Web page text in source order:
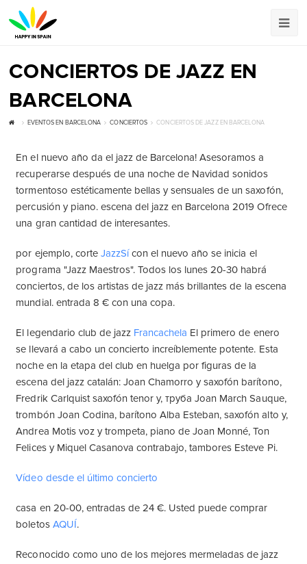
CONCIERTOS DE JAZZ EN
BARCELONA
EVENTOS EN BARCELONA CONCIERTOS CONCIERTOS DE JAZZ EN BARCELONA
En el nuevo año da el jazz de Barcelona! Asesoramos a
recuperarse después de una noche de Navidad sonidos
tormentoso estéticamente bellas y sensuales de un saxofón,
percusión y piano. escena del jazz en Barcelona 2019 Ofrece
una gran cantidad de interesantes.
por ejemplo, corte JazzSícon el nuevo año se inicia el
programa "Jazz Maestros". Todos los lunes 20-30 habrá
conciertos, de los artistas de jazz más brillantes de la escena
mundial. entrada 8 € con una copa.
El legendario club de jazz Francachela El primero de enero
se llevará a cabo un concierto increíblemente potente. Esta
noche en la etapa del club en huelga por figuras de la
escena del jazz catalán: Joan Chamorro y saxofón barítono,
Fredrik Carlquist saxofón tenor y, труба Joan March Sauque,
trombón Joan Codina, barítono Alba Esteban, saxofón alto y,
Andrea Motis voz y trompeta, piano de Joan Monné, Ton
Felices y Miquel Casanova contrabajo, tambores Esteve Pi.
Vídeo desde el último concierto
casa en 20-00, entradas de 24 €. Usted puede comprar
boletos AQUÍ.
Reconocido como uno de los mejores mermeladas de jazz